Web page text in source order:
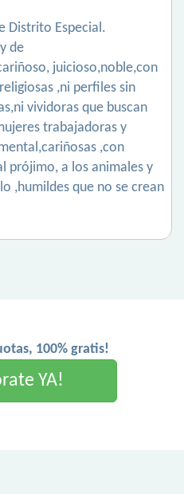
Distrito Especial.
de
juicioso,noble,con
,ni perfiles sin
vividoras que buscan
trabajadoras y
,con
prójimo, a los animales y
,humildes que no se crean
100% gratis!
YA!